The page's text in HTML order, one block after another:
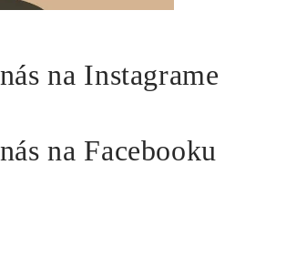
na Instagrame
na Facebooku